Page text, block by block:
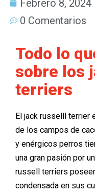
Febrero 8, 2024
0 Comentarios
Todo lo
sobre los
terriers
El jack russelll terrier
de los campos de
y enérgicos perros
una gran pasión por
russell terriers
condensada en sus